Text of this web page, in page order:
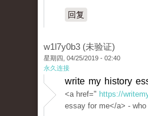
回复
w1l7y0b3 (未验证)
星期四, 04/25/2019 - 02:40
永久连接
write my history
<a href=" https://
essay for me</a> -